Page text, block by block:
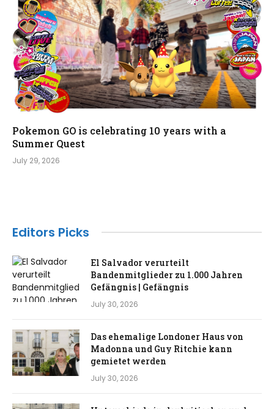
Pokemon GO is celebrating 10 years with a
Summer Quest
July 29, 2026
Editors Picks
El Salvador verurteilt
Bandenmitglieder zu 1.000 Jahren
Gefängnis | Gefängnis
July 30, 2026
Das ehemalige Londoner Haus von
Madonna und Guy Ritchie kann
gemietet werden
July 30, 2026